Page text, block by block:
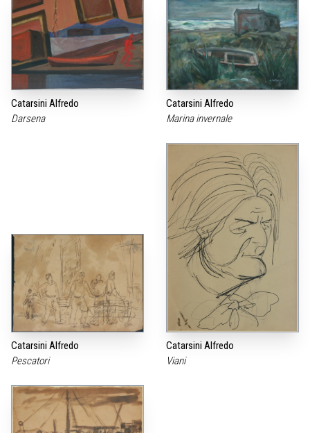
Catarsini Alfredo
Darsena
Catarsini Alfredo
Marina invernale
Catarsini Alfredo
Pescatori
Catarsini Alfredo
Viani